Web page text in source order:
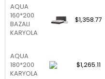
AQUA
160*200
BAZALI
KARYOLA
$1,358.77
AQUA
180*200
KARYOLA
$1,265.11